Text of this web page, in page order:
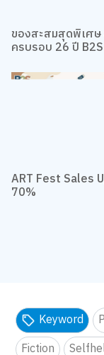
ครบรอบ 26 ปี B2S
Keyword